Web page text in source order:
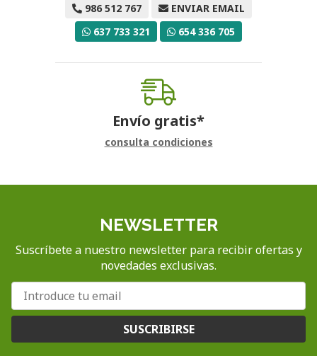
986 512 767
ENVIAR EMAIL
637 733 321
654 336 705
Envío gratis*
consulta condiciones
NEWSLETTER
Suscríbete a nuestro newsletter para recibir ofertas y
novedades exclusivas.
SUSCRIBIRSE